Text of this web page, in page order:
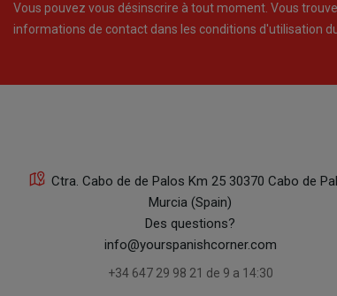
Vous pouvez vous désinscrire à tout moment. Vous
informations de contact dans les conditions d'utilisation
Ctra. Cabo de de Palos Km 25 30370 Cabo de
Murcia (Spain)
Des questions?
info@yourspanishcorner.com
+34 647 29 98 21 de 9 a 14:30